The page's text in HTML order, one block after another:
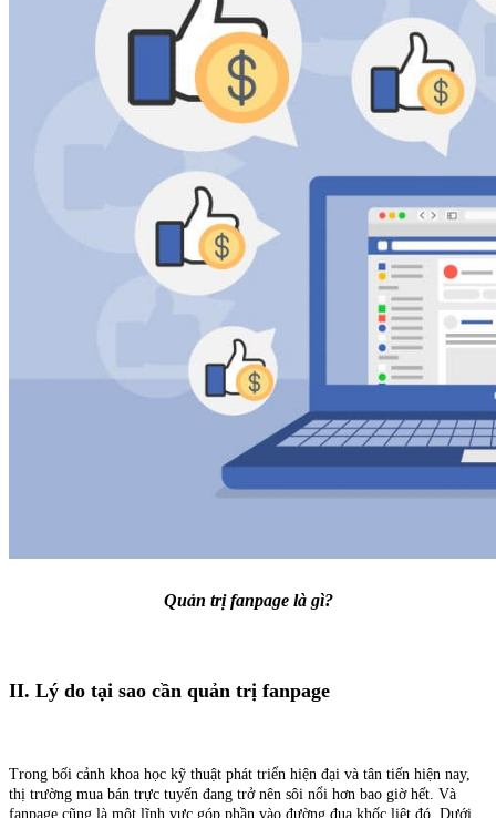
Quản trị fanpage là gì?
II. Lý do tại sao cần quản trị fanpage
Trong bối cảnh khoa học kỹ thuật phát triển hiện đại và tân tiến hiện nay,
thị trường mua bán trực tuyến đang trở nên sôi nổi hơn bao giờ hết. Và
fanpage cũng là một lĩnh vực góp phần vào đường đua khốc liệt đó. Dưới